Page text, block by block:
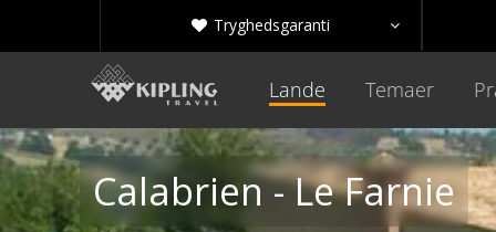
 Tryghedsgaranti 
Lande Temaer
Calabrien - Le Farnie